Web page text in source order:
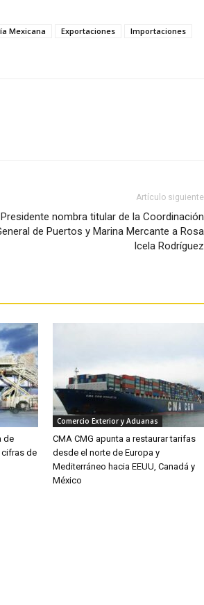
Mexicana Exportaciones
Importaciones
Artículo siguiente
Presidente nombra titular de la Coordinación
de Puertos y Marina Mercante a Rosa
Icela Rodríguez
de
cifras de
Comercio Exterior y Aduanas
CMA CMG apunta a restaurar tarifas
desde el norte de Europa y
Mediterráneo hacia EEUU, Canadá y
México